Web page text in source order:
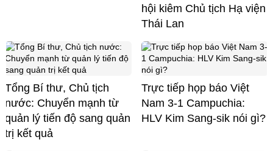
hội kiêm Chủ tịch Hạ viện
Thái Lan
Tổng Bí thư, Chủ tịch
nước: Chuyển mạnh từ
quản lý tiến độ sang quản
trị kết quả
Trực tiếp họp báo Việt
Nam 3-1 Campuchia:
HLV Kim Sang-sik nói gì?